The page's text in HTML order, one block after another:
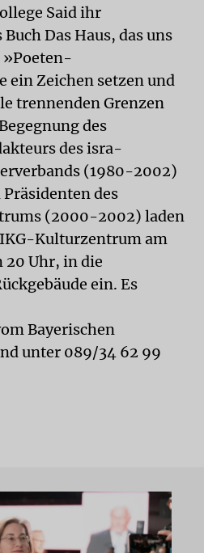
Said ihr
Das Haus, das uns
ein Zeichen setzen und
trennenden Grenzen
des
des isra-
(1980-2002)
des
(2000-2002) laden
Kulturzentrum am
20 Uhr, in die
ein. Es
Bayerischen
unter 089/34 62 99